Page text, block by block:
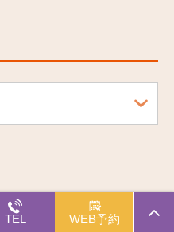
TEL WEB予約
TOP
リニック